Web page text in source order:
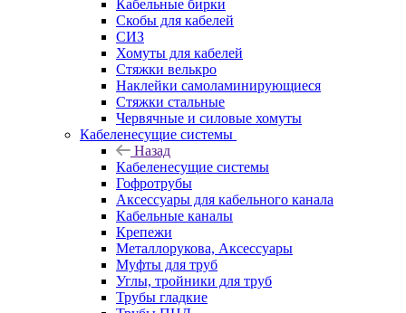
Кабельные бирки
Cкобы для кабелей
СИЗ
Хомуты для кабелей
Стяжки велькро
Наклейки самоламинирующиеся
Стяжки стальные
Червячные и силовые хомуты
Кабеленесущие системы
Назад
Кабеленесущие системы
Гофротрубы
Аксессуары для кабельного канала
Кабельные каналы
Крепежи
Металлорукова, Аксессуары
Муфты для труб
Углы, тройники для труб
Трубы гладкие